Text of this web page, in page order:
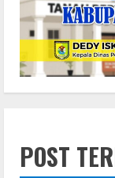
POST